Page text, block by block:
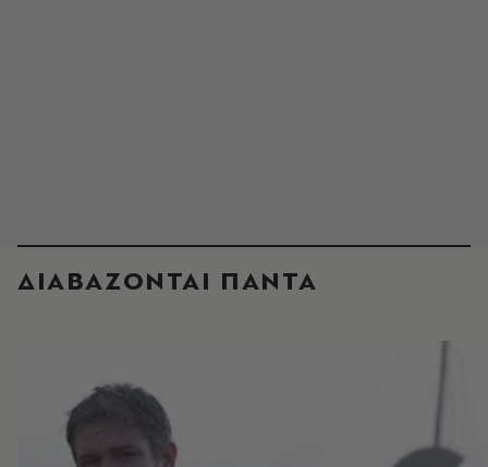
ΔΙΑΒΑΖΟΝΤΑΙ ΠΑΝΤΑ